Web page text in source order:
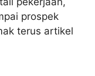
prospek
terus artikel